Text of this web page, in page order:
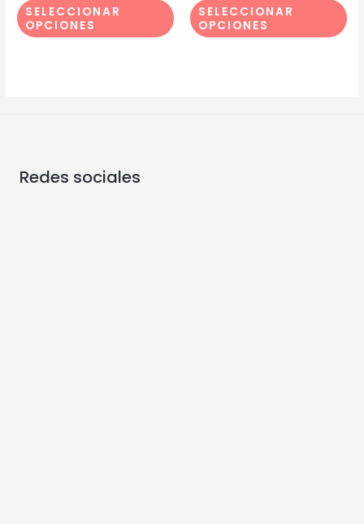
de
5
SELECCIONAR
OPCIONES
página
de
5
SELECCIONAR
OPCIONES
de
Redes sociales